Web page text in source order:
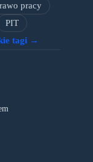
pracy
PIT
tagi →